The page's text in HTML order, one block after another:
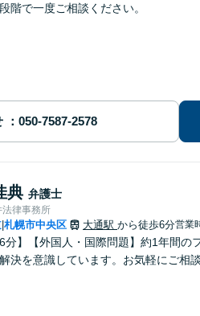
階で一度ご相談ください。
典 弁護士
律事務所
札幌市中央区 大通駅 から徒歩6分営業
6分】【外国人・国際問題】約1年間
決を意識しています。お気軽にご相談